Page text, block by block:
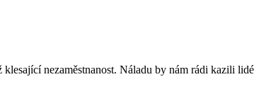
nezaměstnanost. Náladu by nám rádi kazili